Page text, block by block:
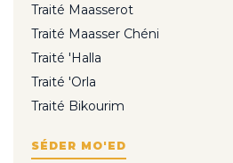
Traité Maasserot
Traité Maasser Chéni
Traité 'Halla
Traité 'Orla
Traité Bikourim
SÉDER MO'ED